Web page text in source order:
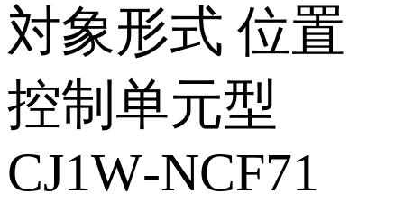
対象形式 位置
控制单元型
CJ1W‑NCF71